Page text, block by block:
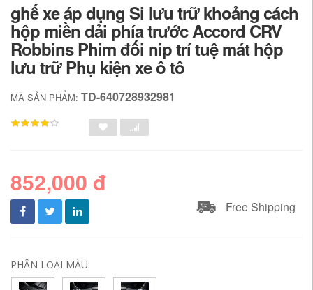
ghế xe áp dụng Si lưu trữ khoảng cách
hộp miền dải phía trước Accord CRV
Robbins Phim đối nip trí tuệ mát hộp
lưu trữ Phụ kiện xe ô tô
MÃ SẢN PHẨM: TD-640728932981
852,000 đ
Free Shipping
PHÂN LOẠI MÀU: